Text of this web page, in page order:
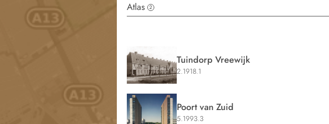
Atlas 2
Tuindorp Vreewijk
2.1918.1
Poort van Zuid
5.1993.3